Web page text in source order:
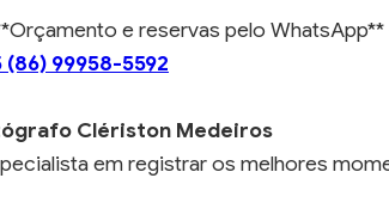
e reservas pelo
(86) 99958-5592
Clériston Medeiros
em registrar os melhores